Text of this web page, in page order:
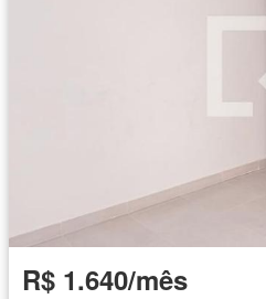
R$ 1.640/mês